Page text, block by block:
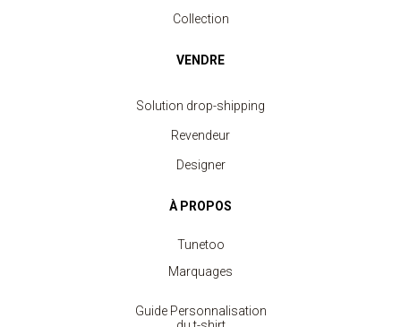
Collection
VENDRE
Solution drop-shipping
Revendeur
Designer
À PROPOS
Tunetoo
Marquages
Guide Personnalisation